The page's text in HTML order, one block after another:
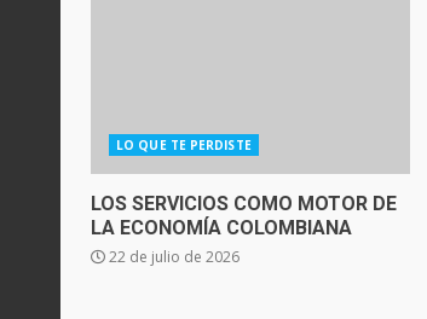
LO QUE TE PERDISTE
LOS SERVICIOS COMO MOTOR DE
LA ECONOMÍA COLOMBIANA
22 de julio de 2026